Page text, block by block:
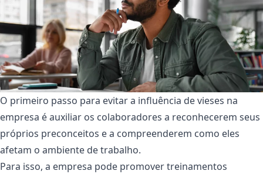
O primeiro passo para evitar a influência de vieses na
empresa é auxiliar os colaboradores a reconhecerem seus
próprios preconceitos e a compreenderem como eles
afetam o ambiente de trabalho.
Para isso, a empresa pode promover treinamentos